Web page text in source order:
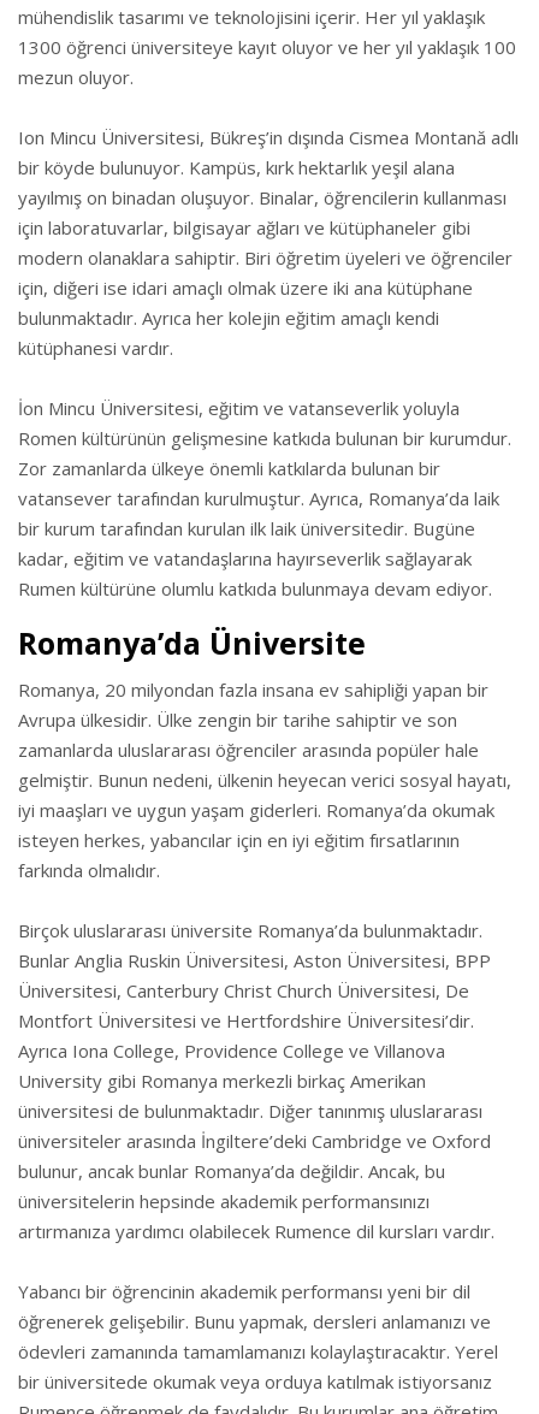
mühendislik tasarımı ve teknolojisini içerir. Her yıl yaklaşık
1300 öğrenci üniversiteye kayıt oluyor ve her yıl yaklaşık 100
mezun oluyor.
Ion Mincu Üniversitesi, Bükreş’in dışında Cismea Montană adlı
bir köyde bulunuyor. Kampüs, kırk hektarlık yeşil alana
yayılmış on binadan oluşuyor. Binalar, öğrencilerin kullanması
için laboratuvarlar, bilgisayar ağları ve kütüphaneler gibi
modern olanaklara sahiptir. Biri öğretim üyeleri ve öğrenciler
için, diğeri ise idari amaçlı olmak üzere iki ana kütüphane
bulunmaktadır. Ayrıca her kolejin eğitim amaçlı kendi
kütüphanesi vardır.
İon Mincu Üniversitesi, eğitim ve vatanseverlik yoluyla
Romen kültürünün gelişmesine katkıda bulunan bir kurumdur.
Zor zamanlarda ülkeye önemli katkılarda bulunan bir
vatansever tarafından kurulmuştur. Ayrıca, Romanya’da laik
bir kurum tarafından kurulan ilk laik üniversitedir. Bugüne
kadar, eğitim ve vatandaşlarına hayırseverlik sağlayarak
Rumen kültürüne olumlu katkıda bulunmaya devam ediyor.
Romanya’da Üniversite
Romanya, 20 milyondan fazla insana ev sahipliği yapan bir
Avrupa ülkesidir. Ülke zengin bir tarihe sahiptir ve son
zamanlarda uluslararası öğrenciler arasında popüler hale
gelmiştir. Bunun nedeni, ülkenin heyecan verici sosyal hayatı,
iyi maaşları ve uygun yaşam giderleri. Romanya’da okumak
isteyen herkes, yabancılar için en iyi eğitim fırsatlarının
farkında olmalıdır.
Birçok uluslararası üniversite Romanya’da bulunmaktadır.
Bunlar Anglia Ruskin Üniversitesi, Aston Üniversitesi, BPP
Üniversitesi, Canterbury Christ Church Üniversitesi, De
Montfort Üniversitesi ve Hertfordshire Üniversitesi’dir.
Ayrıca Iona College, Providence College ve Villanova
University gibi Romanya merkezli birkaç Amerikan
üniversitesi de bulunmaktadır. Diğer tanınmış uluslararası
üniversiteler arasında İngiltere’deki Cambridge ve Oxford
bulunur, ancak bunlar Romanya’da değildir. Ancak, bu
üniversitelerin hepsinde akademik performansınızı
artırmanıza yardımcı olabilecek Rumence dil kursları vardır.
Yabancı bir öğrencinin akademik performansı yeni bir dil
öğrenerek gelişebilir. Bunu yapmak, dersleri anlamanızı ve
ödevleri zamanında tamamlamanızı kolaylaştıracaktır. Yerel
bir üniversitede okumak veya orduya katılmak istiyorsanız